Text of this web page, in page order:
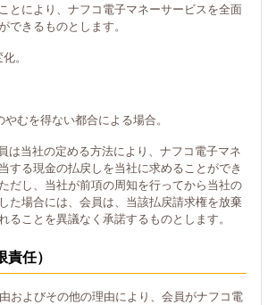
とにより、ナフコ電子マネーサービスを全面
できるものとします。
。
やむを得ない都合による場合。
は当社の定める方法により、ナフコ電子マネ
する現金の払戻しを当社に求めることができ
だし、当社が前項の周知を行ってから当社の
た場合には、会員は、当該払戻請求権を放棄
ることを異議なく承諾するものとします。
任）
およびその他の理由により、会員がナフコ電